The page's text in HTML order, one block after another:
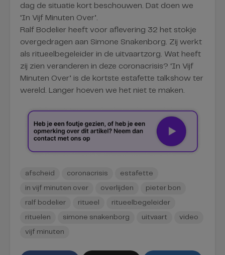
dag de situatie kort beschouwen. Dat doen we
‘In Vijf Minuten Over’.
Ralf Bodelier heeft voor aflevering 32 het stokje
overgedragen aan Simone Snakenborg. Zij werkt
als ritueelbegeleider in de uitvaartzorg. Wat heeft
zij zien veranderen in deze coronacrisis? ‘In Vijf
Minuten Over’ is de kortste estafette talkshow ter
wereld. Langer hoeven we het niet te maken.
afscheid coronacrisis estafette
in vijf minuten over overlijden pieter bon
ralf bodelier ritueel ritueelbegeleider
rituelen simone snakenborg uitvaart video
vijf minuten